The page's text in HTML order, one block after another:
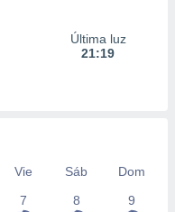
Última luz
21:19
Vie Sáb
Dom
7 8 9